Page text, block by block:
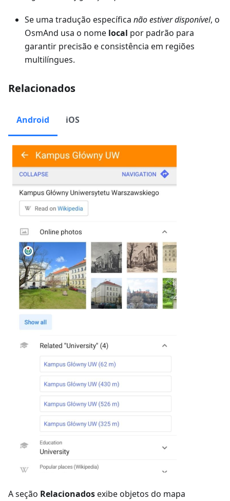
Se uma tradução específica não estiver disponível, o
OsmAnd usa o nome local por padrão para
garantir precisão e consistência em regiões
multilíngues.
Relacionados
Android iOS
A seção Relacionadosexibe objetos do mapa